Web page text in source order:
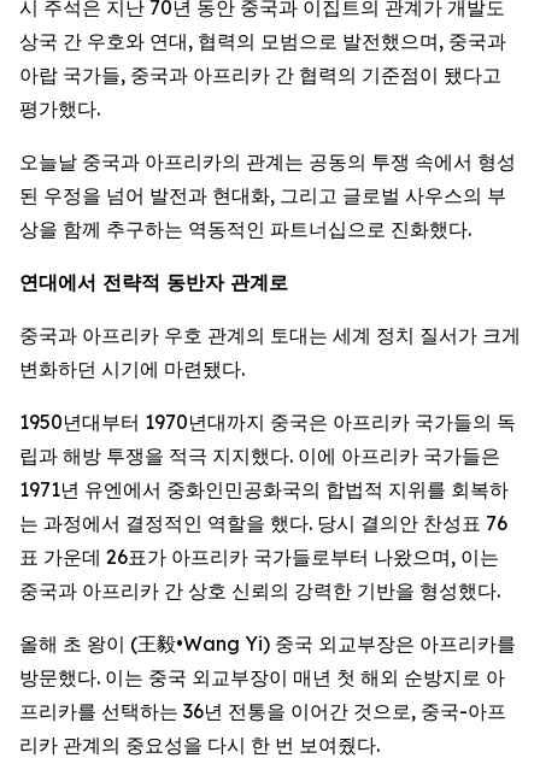
시 주석은 지난 70년 동안 중국과 이집트의 관계가 개발도
상국 간 우호와 연대, 협력의 모범으로 발전했으며, 중국과
아랍 국가들, 중국과 아프리카 간 협력의 기준점이 됐다고
평가했다.
오늘날 중국과 아프리카의 관계는 공동의 투쟁 속에서 형성
된 우정을 넘어 발전과 현대화, 그리고 글로벌 사우스의 부
상을 함께 추구하는 역동적인 파트너십으로 진화했다.
연대에서 전략적 동반자 관계로
중국과 아프리카 우호 관계의 토대는 세계 정치 질서가 크게
변화하던 시기에 마련됐다.
1950년대부터 1970년대까지 중국은 아프리카 국가들의 독
립과 해방 투쟁을 적극 지지했다. 이에 아프리카 국가들은
1971년 유엔에서 중화인민공화국의 합법적 지위를 회복하
는 과정에서 결정적인 역할을 했다. 당시 결의안 찬성표 76
표 가운데 26표가 아프리카 국가들로부터 나왔으며, 이는
중국과 아프리카 간 상호 신뢰의 강력한 기반을 형성했다.
올해 초 왕이 (王毅•Wang Yi) 중국 외교부장은 아프리카를
방문했다. 이는 중국 외교부장이 매년 첫 해외 순방지로 아
프리카를 선택하는 36년 전통을 이어간 것으로, 중국-아프
리카 관계의 중요성을 다시 한 번 보여줬다.